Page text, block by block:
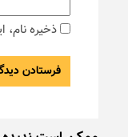
ذخیره نام،